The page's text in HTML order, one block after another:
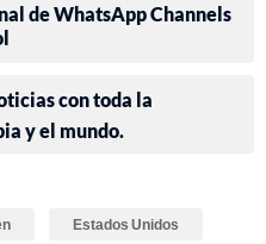
de WhatsApp Channels
con toda la
y el mundo.
Estados Unidos